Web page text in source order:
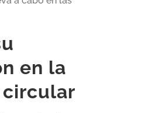
en la